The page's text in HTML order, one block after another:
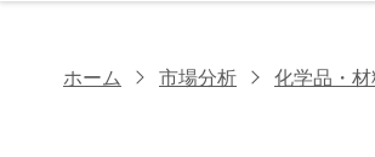
ホーム 市場分析 化学品・